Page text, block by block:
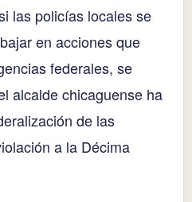
las policías locales se
en acciones que
federales, se
alcalde chicaguense ha
de las
a la Décima